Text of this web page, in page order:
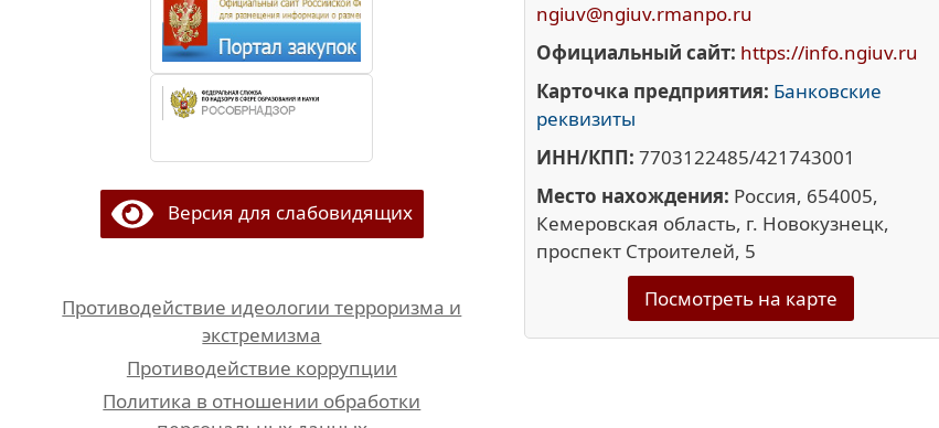
Версия для слабовидящих
Противодействие идеологии терроризма и
экстремизма
Противодействие коррупции
Политика в отношении обработки
ngiuv@ngiuv.rmanpo.ru
Официальный сайт: https://info.ngiuv.ru
Карточка предприятия: Банковские
реквизиты
ИНН/КПП: 7703122485/421743001
Место нахождения: Россия, 654005,
Кемеровская область, г. Новокузнецк,
проспект Строителей, 5
Посмотреть на карте